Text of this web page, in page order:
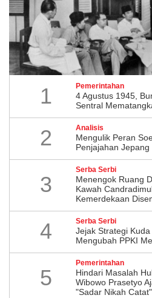
1 Pemerintahan
4 Agustus 1945,
Sentral
2 Analisis
Mengulik Peran
Penjajahan
3
Serba Serbi
Menengok Ruang
Kawah
Kemerdekaan
4 Serba Serbi
Jejak Strategi
Mengubah PPKI
5
Pemerintahan
Hindari Masalah
Wibowo Prasetyo
"Sadar Nikah Catat"